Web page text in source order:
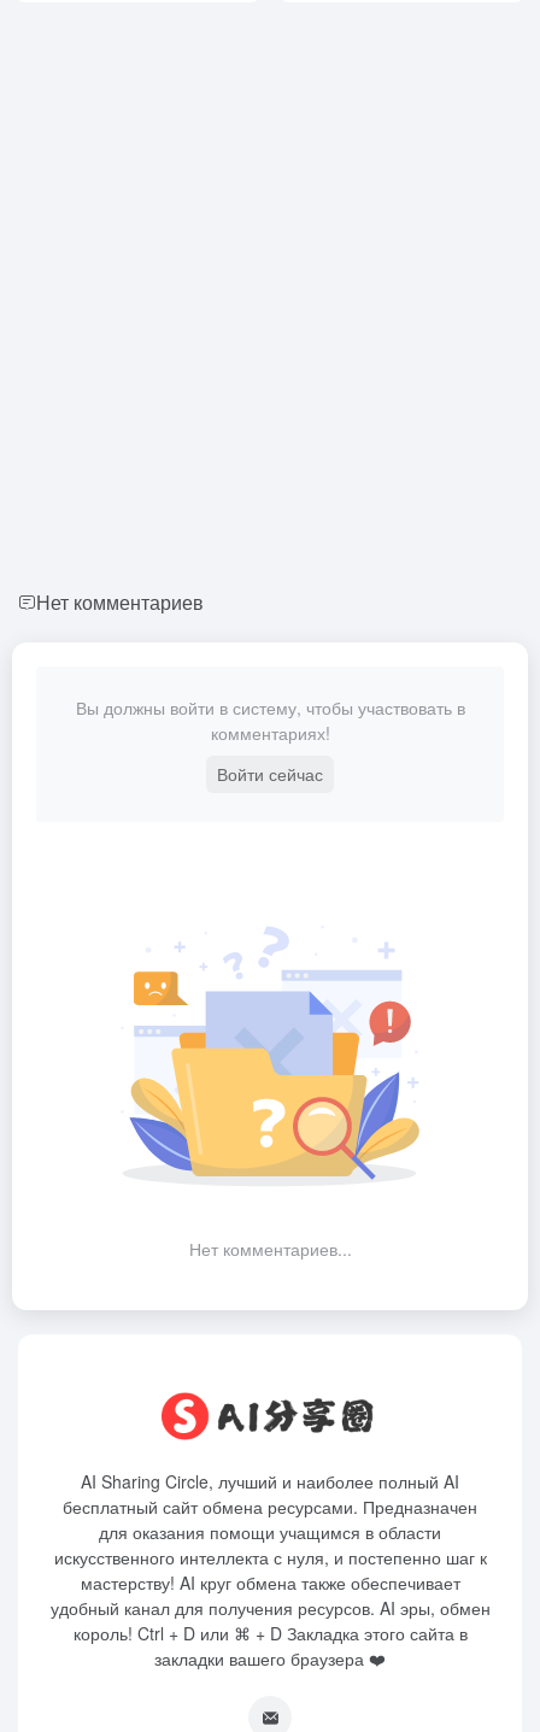
Нет комментариев
Вы должны войти в систему, чтобы участвовать в
комментариях!
Войти сейчас
Нет комментариев...
AI Sharing Circle, лучший и наиболее полный AI
бесплатный сайт обмена ресурсами. Предназначен
для оказания помощи учащимся в области
искусственного интеллекта с нуля, и постепенно шаг к
мастерству! AI круг обмена также обеспечивает
удобный канал для получения ресурсов. AI эры, обмен
король! Ctrl + D или ⌘ + D Закладка этого сайта в
закладки вашего браузера ❤️